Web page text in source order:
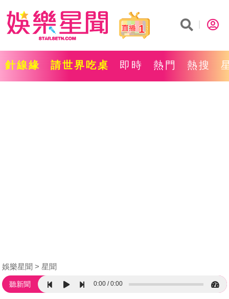
1
針線緣 請世界吃桌 即時 熱門 熱搜
娛樂星聞 星聞
聽新聞 0:00 0:00